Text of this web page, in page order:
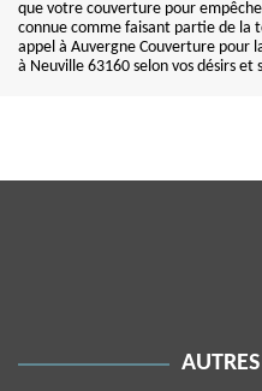
que votre couverture pour
connue comme faisant partie de la
appel à Auvergne Couverture pour
à Neuville 63160 selon vos désirs et